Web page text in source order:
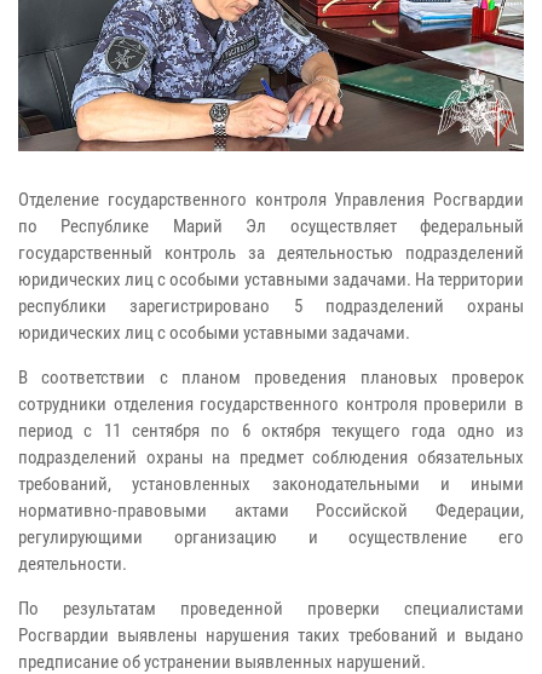
Отделение государственного контроля Управления Росгвардии
по Республике Марий Эл осуществляет федеральный
государственный контроль за деятельностью подразделений
юридических лиц с особыми уставными задачами. На территории
республики зарегистрировано 5 подразделений охраны
юридических лиц с особыми уставными задачами.
В соответствии с планом проведения плановых проверок
сотрудники отделения государственного контроля проверили в
период с 11 сентября по 6 октября текущего года одно из
подразделений охраны на предмет соблюдения обязательных
требований, установленных законодательными и иными
нормативно-правовыми актами Российской Федерации,
регулирующими организацию и осуществление его
деятельности.
По результатам проведенной проверки специалистами
Росгвардии выявлены нарушения таких требований и выдано
предписание об устранении выявленных нарушений.